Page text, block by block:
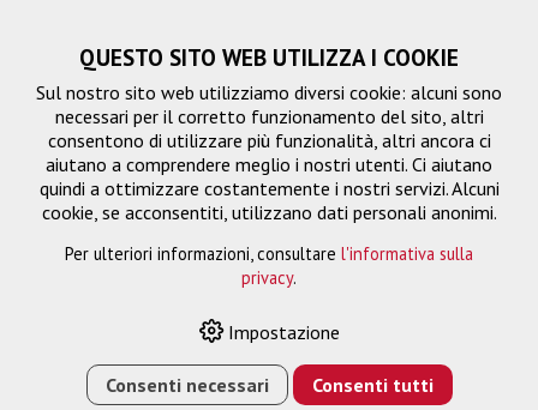
› E-SHOP › FTTH/RETE › ADATTORI › FTTH ›
QUESTO SITO WEB UTILIZZA I COOKIE
Sul nostro sito web utilizziamo diversi cookie: alcuni sono
necessari per il corretto funzionamento del sito, altri
consentono di utilizzare più funzionalità, altri ancora ci
aiutano a comprendere meglio i nostri utenti. Ci aiutano
quindi a ottimizzare costantemente i nostri servizi. Alcuni
cookie, se acconsentiti, utilizzano dati personali anonimi.
Per ulteriori informazioni, consultare l'informativa sulla
privacy.
Impostazione
Consenti necessari Consenti tutti